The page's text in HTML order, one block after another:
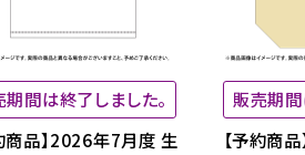
期間は終了しました。
商品】2026年7月度 生
販売期間
【予約商